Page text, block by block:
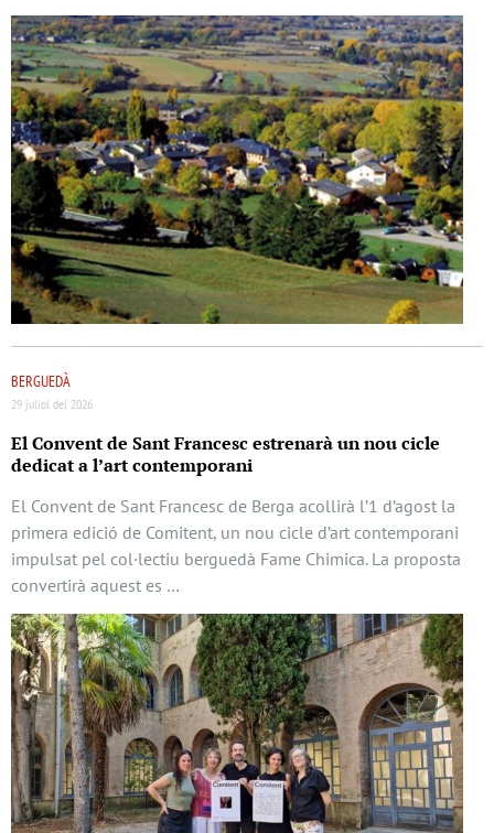
BERGUEDÀ
29 juliol del 2026
El Convent de Sant Francesc estrenarà un nou cicle
dedicat a l’art contemporani
El Convent de Sant Francesc de Berga acollirà l’1 d’agost la
primera edició de Comitent, un nou cicle d’art contemporani
impulsat pel col·lectiu berguedà Fame Chimica. La proposta
convertirà aquest es …